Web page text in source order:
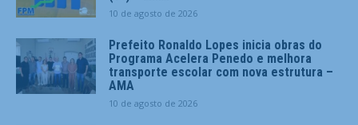
10 de agosto de 2026
Prefeito Ronaldo Lopes inicia obras do
Programa Acelera Penedo e melhora
transporte escolar com nova estrutura –
AMA
10 de agosto de 2026